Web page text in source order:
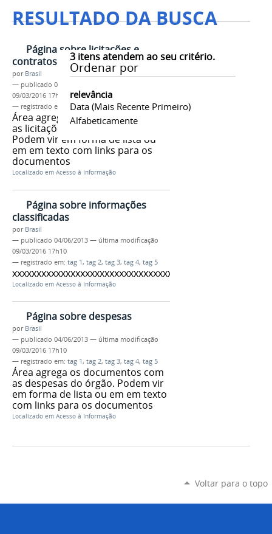
RESULTADO DA BUSCA
3itens atendem ao seu critério.
Ordenar por
relevância
Data (mais Recente Primeiro)
Alfabeticamente
Página sobre licitações e
contratos
por Brasil
— publicado 04/06/2013
09/03/2016 17h10
— registrado em:
tag 1,tag 2 ,tag 3,tag 4,tag 5
Área agrega os documentos com
as licitações e contratos do órgão.
Podem vir em forma de lista ou
em em texto com links para os
documentos
Localizado em Acesso à Informação
Página sobre informações
classificadas
por Brasil
— publicado 04/06/2013 — última modificação
09/03/2016 17h10
— registrado em: tag 1, tag 2, tag 3, tag 4, tag 5
xxxxxxxxxxxxxxxxxxxxxxxxxxxxxxxxxxxx
Localizado em Acesso à Informação
Página sobre despesas
por Brasil
— publicado 04/06/2013 — última modificação
09/03/2016 17h10
— registrado em: tag 1, tag 2, tag 3, tag 4, tag 5
Área agrega os documentos com
as despesas do órgão. Podem vir
em forma de lista ou em em texto
com links para os documentos
Localizado em Acesso à Informação
Voltar para o topo